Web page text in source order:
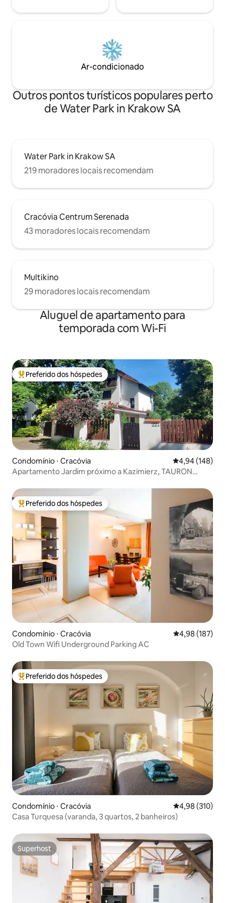
Ar-condicionado
Outros pontos turísticos populares perto
de Water Park in Krakow SA
Water Park in Krakow SA
219 moradores locais recomendam
Cracóvia Centrum Serenada
43 moradores locais recomendam
Multikino
29 moradores locais recomendam
Aluguel de apartamento para
temporada com Wi-Fi
Entre os melhores preferidos dos hóspedes
Preferido dos hóspedes
Condomínio ⋅ Cracóvia 4,94 de uma
4,94 (148)
Apartamento Jardim próximo a Kazimierz, TAURON
Entre os melhores preferidos dos hóspedes
Preferido dos hóspedes
Condomínio ⋅ Cracóvia 4,98 de uma
4,98 (187)
Old Town Wifi Underground Parking AC
Entre os melhores preferidos dos hóspedes
Preferido dos hóspedes
Condomínio ⋅ Cracóvia 4,98 de uma
4,98 (310)
Casa Turquesa (varanda, 3 quartos, 2 banheiros)
Superhost
Superhost